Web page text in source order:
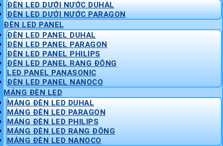
ĐÈN LED DƯỚI NƯỚC DUHAL
ĐÈN LED DƯỚI NƯỚC PARAGON
ĐÈN LED PANEL
ĐÈN LED PANEL DUHAL
ĐÈN LED PANEL PARAGON
ĐÈN LED PANEL PHILIPS
ĐÈN LED PANEL RẠNG ĐÔNG
LED PANEL PANASONIC
ĐÈN LED PANEL NANOCO
MÁNG ĐÈN LED
MÁNG ĐÈN LED DUHAL
MÁNG ĐÈN LED PARAGON
MÁNG ĐÈN LED PHILIPS
MÁNG ĐÈN LED RẠNG ĐÔNG
MÁNG ĐÈN LED NANOCO